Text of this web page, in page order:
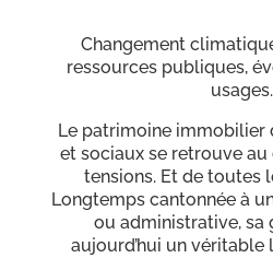
Changement
ressources publiques,
Le patrimoine immobilier
et sociaux se retrouve
tensions. Et de toutes
Longtemps cantonnée à
ou administrative, sa
aujourd’hui un